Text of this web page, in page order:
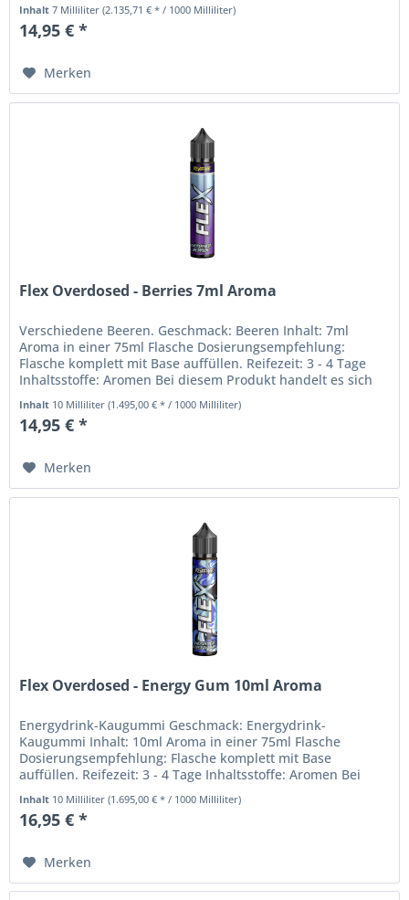
Inhalt7 Milliliter(2.135,71 € * / 1000 Milliliter)
14,95 € *
Merken
Flex Overdosed - Berries 7ml Aroma
Verschiedene Beeren. Geschmack: Beeren Inhalt: 7ml
Aroma in einer 75ml Flasche Dosierungsempfehlung:
Flasche komplett mit Base auffüllen. Reifezeit: 3 - 4 Tage
Inhaltsstoffe: Aromen Bei diesem Produkt handelt es sich
um ein Aroma,...
Inhalt 10 Milliliter(1.495,00 € * / 1000 Milliliter)
14,95 € *
Merken
Flex Overdosed - Energy Gum 10ml Aroma
Energydrink-Kaugummi Geschmack: Energydrink-
Kaugummi Inhalt: 10ml Aroma in einer 75ml Flasche
Dosierungsempfehlung: Flasche komplett mit Base
auffüllen. Reifezeit: 3 - 4 Tage Inhaltsstoffe: Aromen Bei
Inhalt 10 Milliliter(1.695,00 € * / 1000 Milliliter)
16,95 € *
Merken